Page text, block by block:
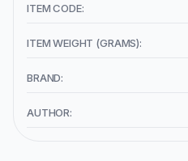
ITEM CODE:
ITEM WEIGHT (GRAMS):
BRAND:
AUTHOR: